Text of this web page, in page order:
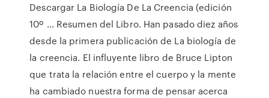
Descargar La Biología De La Creencia (edición
10º ... Resumen del Libro. Han pasado diez años
desde la primera publicación de La biología de
la creencia. El influyente libro de Bruce Lipton
que trata la relación entre el cuerpo y la mente
ha cambiado nuestra forma de pensar acerca